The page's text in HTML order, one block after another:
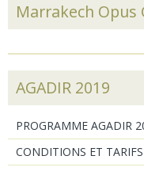
Marrakech Opus
AGADIR 2019
PROGRAMME AGADIR
CONDITIONS ET TARIFS